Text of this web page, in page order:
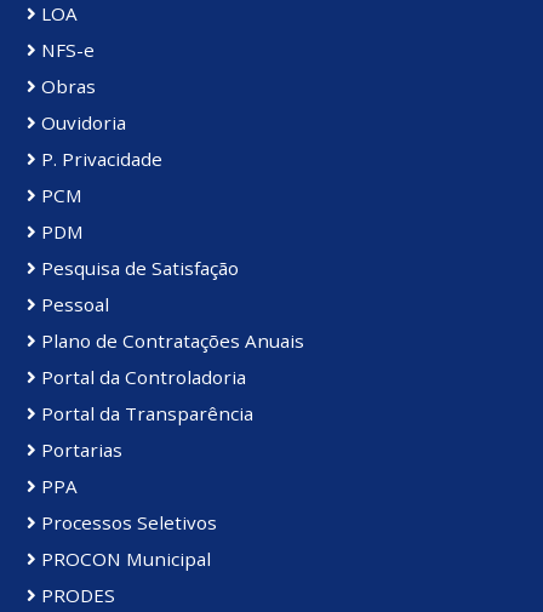
LOA
NFS-e
Obras
Ouvidoria
P. Privacidade
PCM
PDM
Pesquisa de Satisfação
Pessoal
Plano de Contratações Anuais
Portal da Controladoria
Portal da Transparência
Portarias
PPA
Processos Seletivos
PROCON Municipal
PRODES